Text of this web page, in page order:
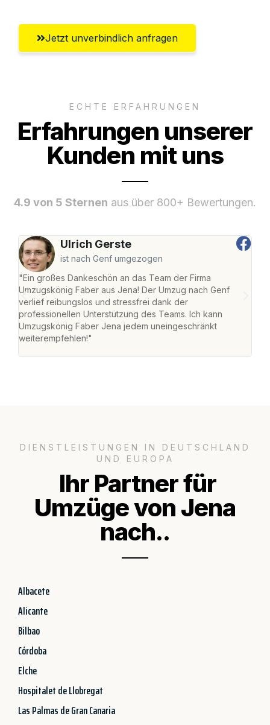
Jetzt unverbindlich anfragen
ECHTE ERFAHRUNGEN
Erfahrungen unserer
Kunden mit uns
4.9 von 5 Sternen aus über 800+ Bewertungen.
Ulrich Gerste
ist nach Genf umgezogen
"Ein großes Dankeschön an das Team der Firma
Umzugskönig Faber aus Jena! Der Umzug nach Genf
verlief reibungslos und stressfrei dank der
professionellen Unterstützung des Teams. Ich kann
Umzugskönig Faber Jena jedem uneingeschränkt
weiterempfehlen!"
DIENSTLEISTUNGEN IN DEUTSCHLAND
UND EUROPA
Ihr Partner für
Umzüge von Jena
nach..
Albacete
Alicante
Bilbao
Córdoba
Elche
Hospitalet de Llobregat
Las Palmas de Gran Canaria